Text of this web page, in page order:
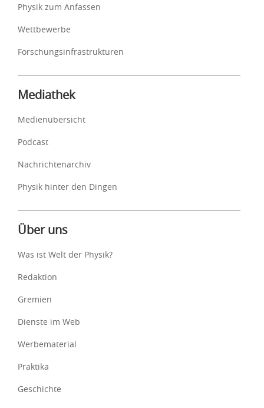
Physik zum Anfassen
Wettbewerbe
Forschungsinfrastrukturen
Mediathek
Medienübersicht
Podcast
Nachrichtenarchiv
Physik hinter den Dingen
Über uns
Was ist Welt der Physik?
Redaktion
Gremien
Dienste im Web
Werbematerial
Praktika
Geschichte